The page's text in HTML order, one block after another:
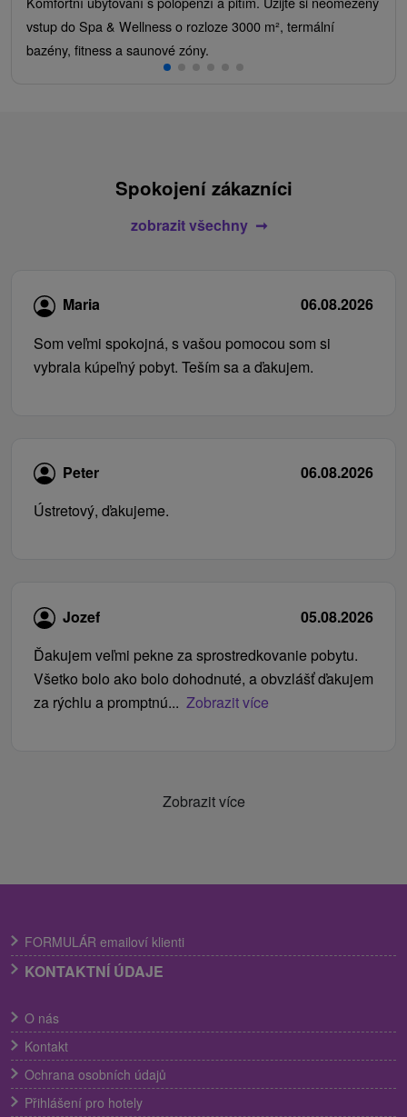
vstup do Spa & Wellness o rozloze 3000 m², termální
bazény, fitness a saunové zóny.
Spokojení zákazníci
zobrazit všechny
Maria
06.08.2026
Som veľmi spokojná, s vašou pomocou som si
vybrala kúpeľný pobyt. Teším sa a ďakujem.
Peter
06.08.2026
Ústretový, ďakujeme.
Jozef
05.08.2026
Ďakujem veľmi pekne za sprostredkovanie pobytu.
Všetko bolo ako bolo dohodnuté, a obvzlášť ďakujem
za rýchlu a promptnú... Zobrazit více
Zobrazit více
FORMULÁR emailoví klienti
KONTAKTNÍ ÚDAJE
O nás
Kontakt
Ochrana osobních údajů
Přihlášení pro hotely